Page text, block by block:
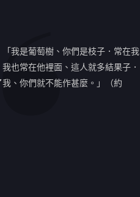
「我是葡萄樹、你們是枝子．常在我
也常在他裡面、這人就多結果子．
我、你們就不能作甚麼。」（約